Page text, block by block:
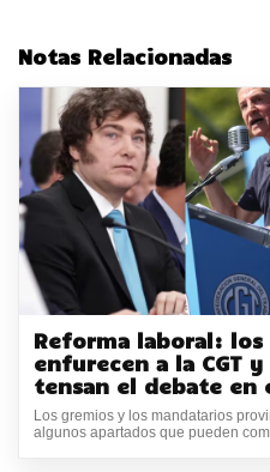
Notas Relacionadas
Reforma laboral:
enfurecen a la CGT
tensan el debate en
Los gremios y los mandatarios
algunos apartados que pueden